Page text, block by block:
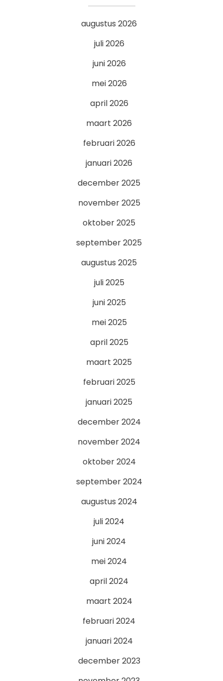
augustus 2026
juli 2026
juni 2026
mei 2026
april 2026
maart 2026
februari 2026
januari 2026
december 2025
november 2025
oktober 2025
september 2025
augustus 2025
juli 2025
juni 2025
mei 2025
april 2025
maart 2025
februari 2025
januari 2025
december 2024
november 2024
oktober 2024
september 2024
augustus 2024
juli 2024
juni 2024
mei 2024
april 2024
maart 2024
februari 2024
januari 2024
december 2023